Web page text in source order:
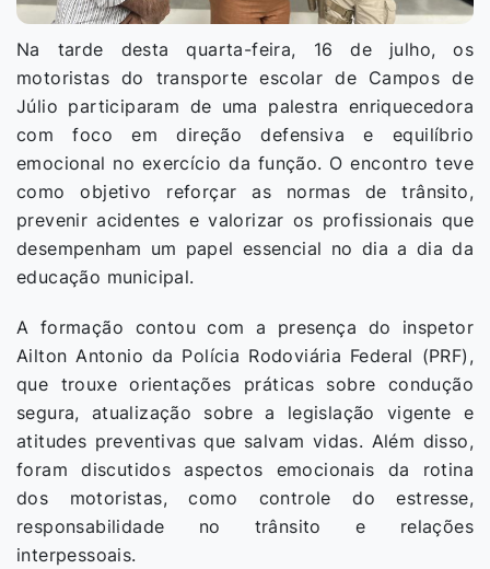
Na tarde desta quarta-feira, 16 de julho, os
motoristas do transporte escolar de Campos de
Júlio participaram de uma palestra enriquecedora
com foco em direção defensiva e equilíbrio
emocional no exercício da função. O encontro teve
como objetivo reforçar as normas de trânsito,
prevenir acidentes e valorizar os profissionais que
desempenham um papel essencial no dia a dia da
educação municipal.
A formação contou com a presença do inspetor
Ailton Antonio da Polícia Rodoviária Federal (PRF),
que trouxe orientações práticas sobre condução
segura, atualização sobre a legislação vigente e
atitudes preventivas que salvam vidas. Além disso,
foram discutidos aspectos emocionais da rotina
dos motoristas, como controle do estresse,
responsabilidade no trânsito e relações
interpessoais.